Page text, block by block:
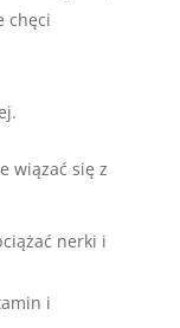
chęci
wiązać się z
nerki i
i